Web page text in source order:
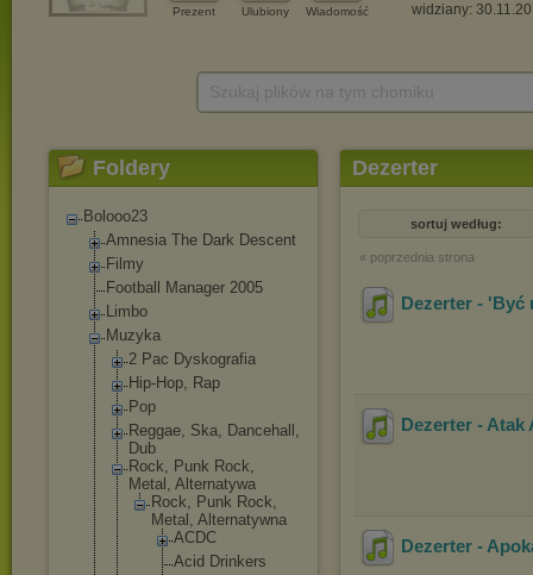
Prezent Ulubiony Wiadomość widziany:
Foldery
Bolooo23
Amnesia The Dark Descent
Filmy
Football Manager 2005
Limbo
Muzyka
2 Pac Dyskografia
Hip-Hop, Rap
Pop
Reggae, Ska, Dancehall,
Dub
Rock, Punk Rock,
Metal, Alternatywa
Rock, Punk Rock,
Metal, Alternatywna
ACDC
Acid Drinkers
Dezerter
sortuj według:
« poprzednia strona
Dezerter - 'Być
Dezerter - Atak
Dezerter -